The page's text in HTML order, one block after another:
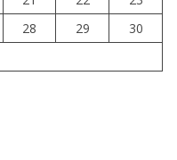
28 29
30